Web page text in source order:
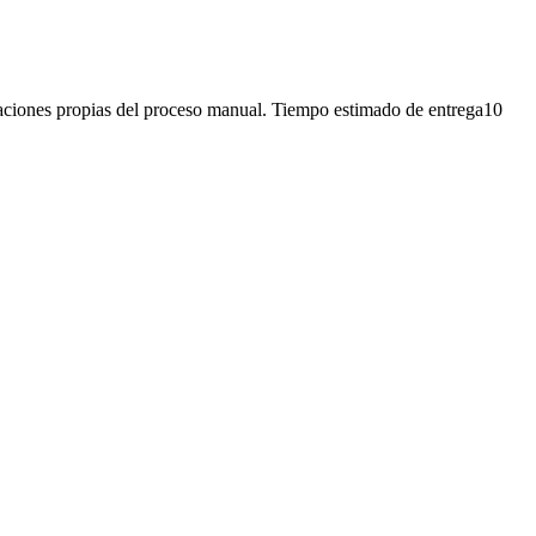
propias del proceso manual. Tiempo estimado de entrega10